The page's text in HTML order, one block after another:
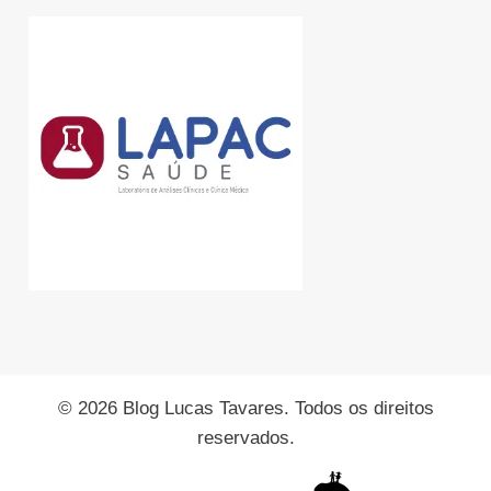
© 2026 Blog Lucas Tavares. Todos os direitos
reservados.